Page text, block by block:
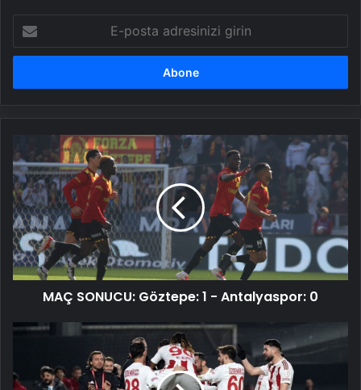
posta
adresinizi
SONUCU:
Göztepe:
1
-
Antalyaspor:
0
MAÇ SONUCU: Göztepe: 1 - Antalyaspor: 0
Pendikspor:
Yeni